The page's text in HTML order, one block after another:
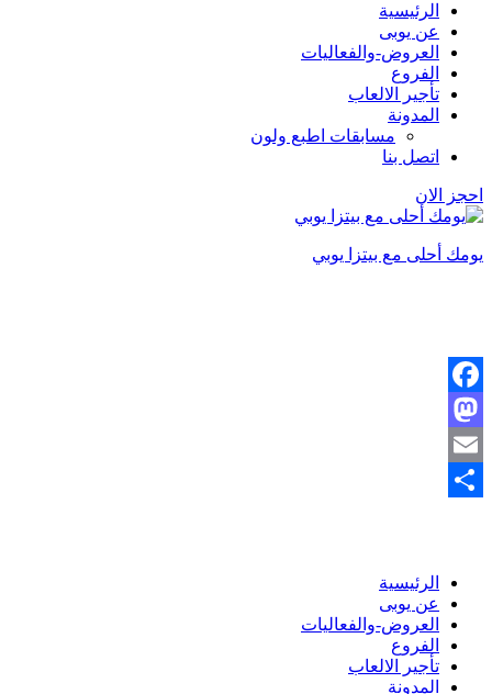
الرئيسية
عن يوبى
العروض-والفعاليات
الفروع
تأجير الالعاب
المدونة
مسابقات اطبع ولون
اتصل بنا
الان
أحلى مع بيتزا يوبي
الرئيسية
عن يوبى
العروض-والفعاليات
الفروع
تأجير الالعاب
المدونة